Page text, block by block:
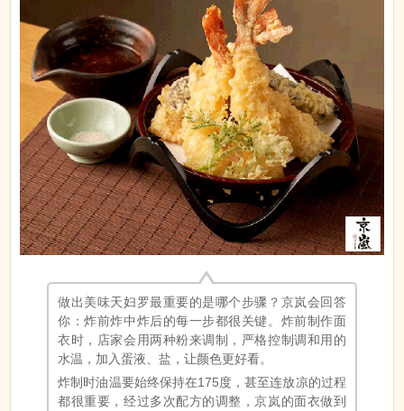
做出美味天妇罗最重要的是哪个步骤？京岚会回答
你：炸前炸中炸后的每一步都很关键。炸前制作面
衣时，店家会用两种粉来调制，严格控制调和用的
水温，加入蛋液、盐，让颜色更好看。
炸制时油温要始终保持在175度，甚至连放凉的过程
都很重要，经过多次配方的调整，京岚的面衣做到